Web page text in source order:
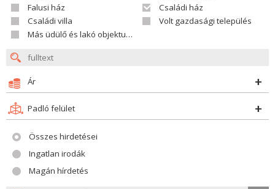
Falusi ház
Családi ház
Családi villa
Volt gazdasági település
Más üdülő és lakó objektumok
Ár
Padló felület
Összes hirdetései
Ingatlan irodák
Magán hírdetés